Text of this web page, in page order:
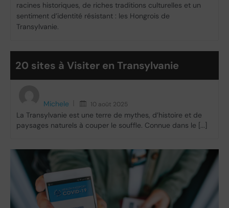
racines historiques, de riches traditions culturelles et un
sentiment d’identité résistant : les Hongrois de
Transylvanie.
20 sites à Visiter en Transylvanie
Michele 10 août 2025
La Transylvanie est une terre de mythes, d’histoire et de
paysages naturels à couper le souffle. Connue dans le [...]